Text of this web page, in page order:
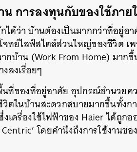
น การลงทุนกับของใช้ภา
กได้ว่า บ้านต้องเป็นมากกว่าที่อยู่
ทย์ไลฟ์สไตล์ส่วนใหญ่ของชีวิต เ
บ้าน (Work From Home) มาก
ลงเรื่อยๆ
ที่ของที่อยู่อาศัย อุปกรณ์อำนวยค
ตในบ้านสะดวกสบายมากขึ้นทั้งก
เครื่องใช้ไฟฟ้าของ Haier ได้ถู
โดยคำนึงถึงการใช้งานข